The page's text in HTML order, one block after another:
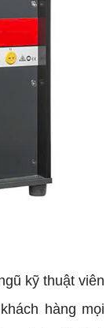
kỹ thuật viên
hàng mọi